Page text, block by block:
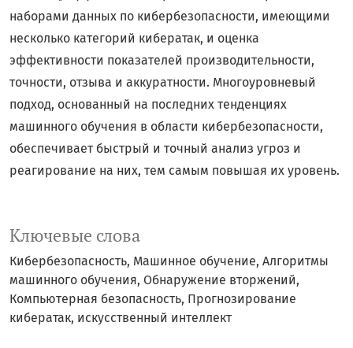
Ключевые слова
Кибербезопасность Машинное обучение Алгоритмы
машинного обучения Обнаружение вторжений
Компьютерная безопасность Прогнозирование
кибератак искусственный интеллект
наборами данных по кибербезопасности, имеющими
несколько категорий кибератак, и оценка
эффективности показателей производительности,
точности, отзыва и аккуратности. Многоуровневый
подход, основанный на последних тенденциях
машинного обучения в области кибербезопасности,
обеспечивает быстрый и точный анализ угроз и
реагирование на них, тем самым повышая их уровень.